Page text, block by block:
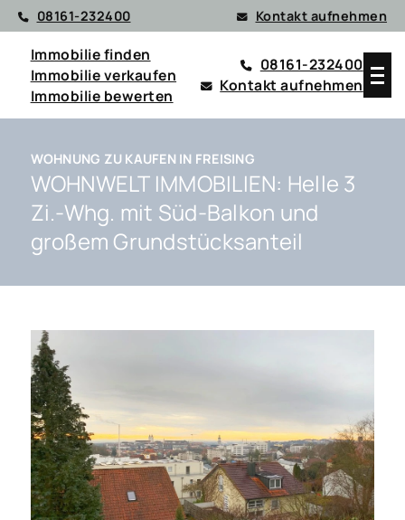
08161-232400 Kontakt aufnehmen
Immobilie finden
Immobilie verkaufen
Immobilie bewerten
08161-232400
Kontakt aufnehmen
WOHNUNG ZU KAUFEN IN FREISING
WOHNWELT IMMOBILIEN: Helle 3
Zi.-Whg. mit Süd-Balkon und
großem Grundstücksanteil